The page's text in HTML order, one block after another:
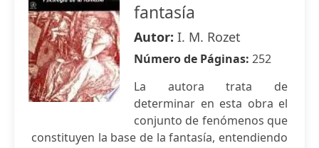
fantasía
Autor: I. M. Rozet
Número de Páginas: 252
La autora trata de
determinar en esta obra el
conjunto de fenómenos que
constituyen la base de la fantasía, entendiendo